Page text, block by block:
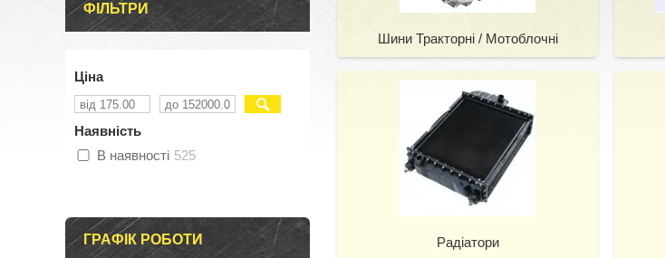
Шини Тракторні / Мотоблочні
Радіатори
ФІЛЬТРИ
Ціна
Наявність
В наявності 525
ГРАФІК РОБОТИ